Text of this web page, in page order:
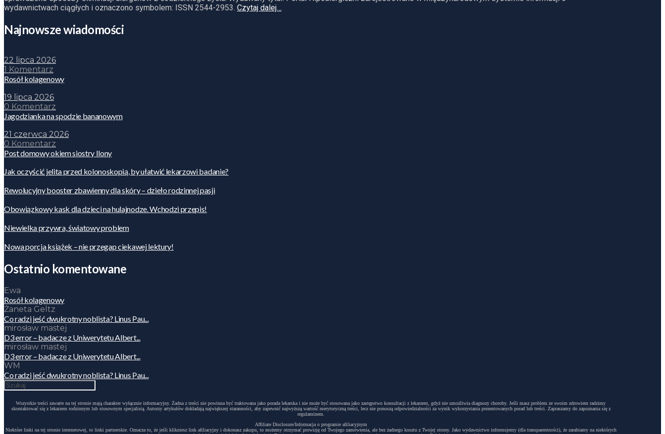
wydawnictwach ciągłych i oznaczono symbolem: ISSN 2544-2953. Czytaj dalej…
Najnowsze wiadomości
22 lipca 2026
1 Komentarz
Rosół kolagenowy
19 lipca 2026
0 Komentarz
Jagodzianka na spodzie bananowym
21 czerwca 2026
0 Komentarz
Post domowy okiem siostry Ilony
Jak oczyścić jelita przed kolonoskopią, by ułatwić lekarzowi badanie?
Rewolucyjny booster zbawienny dla skóry – dzieło rodzinnej pasji
Obowiązkowy kask dla dzieci na hulajnodze. Wchodzi przepis!
Niewielka przywra, światowy problem
Nowa porcja książek – nie przegap ciekawej lektury!
Ostatnio komentowane
Ewa
Rosół kolagenowy
Żaneta Geltz
Co radzi jeść dwukrotny noblista? Linus Pau...
mirosław mastej
D3 error – badacze z Uniwerytetu Albert...
mirosław mastej
D3 error – badacze z Uniwerytetu Albert...
WM
Co radzi jeść dwukrotny noblista? Linus Pau...
Wszystkie treści zawarte na tej stronie mają charakter wyłącznie informacyjny. Żadna z treści nie powinna być traktowana jako porada lekarska i nie może być stosowana jako zastępstwo konsultacji z lekarzem, gdyż nie umożliwia diagnozy choroby. Jeśli masz problem ze swoim zdrowiem radzimy
skontaktować się z lekarzem rodzinnym lub stosownym specjalistą. Autorzy artykułów dokładają największej staranności, aby zapewnić najwyższą wartość merytoryczną treści, lecz nie ponoszą odpowiedzialności za wynik wykorzystania prezentowanych porad lub treści. Zapraszamy do zapoznania się z
regulaminem.
Affiliate Disclosure/Informacja o programie afiliacyjnym
Niektóre linki na tej stronie internetowej, to linki partnerskie. Oznacza to, że jeśli klikniesz link afiliacyjny i dokonasz zakupu, to możemy otrzymać prowizję od Twojego zamówienia, ale bez żadnego kosztu z Twojej strony. Jako wydawnictwo informujemy (dla transparentności), że zarabiamy na niektórych